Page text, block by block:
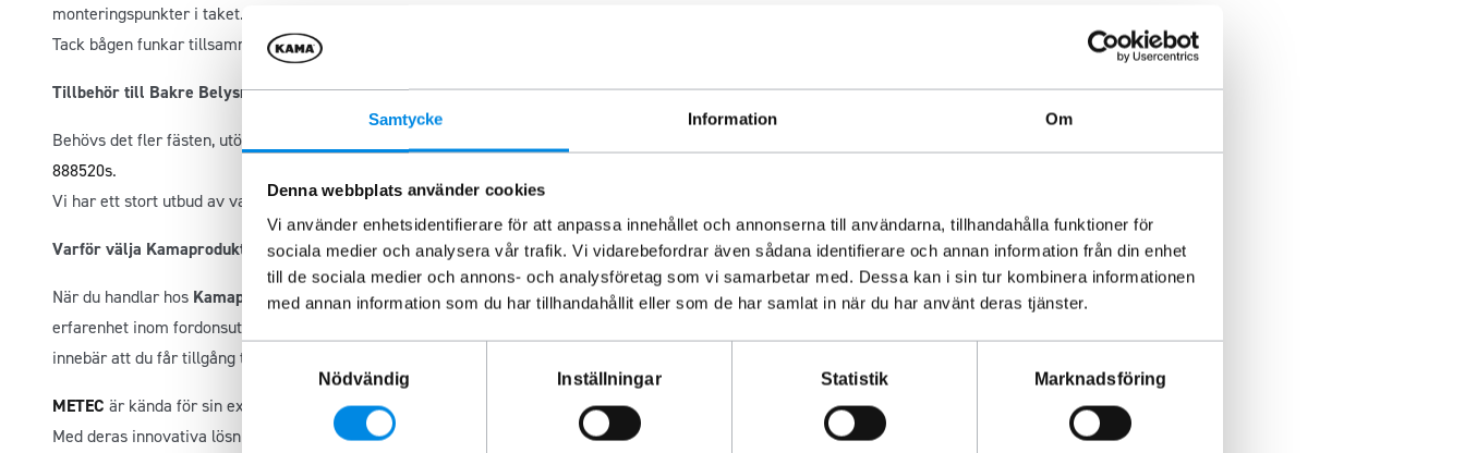
Samtycke Information Om
Denna webbplats använder cookies
Vi använder enhetsidentifierare för att anpassa innehållet och annonserna till användarna, tillhandahålla funktioner för
sociala medier och analysera vår trafik. Vi vidarebefordrar även sådana identifierare och annan information från din enhet
till de sociala medier och annons- och analysföretag som vi samarbetar med. Dessa kan i sin tur kombinera informationen
med annan information som du har tillhandahållit eller som de har samlat in när du har använt deras tjänster.
Samtyckesval
Nödvändig
Inställningar Statistik Marknadsföring
monteringspunkter i taket.
Tack bågen funkar tillsammans med backkamera.
Tillbehör till Bakre Belysningsbåge
Behövs det fler fästen, utöver de 2 som medföljer vid leverans, så komplettera med fler klammor,
888520s.
Vi har ett stort utbud av varningsljus och arbetsljus,klicka härför att se arbetsljus och
Varför välja Kamaprodukter?
När du handlar hos Kamaprodukterkan du vara säker på att du får produkter av högsta kvalitet. Vi har över 20 års
erfarenhet inom fordonsutrustning och är stolta över att vara auktoriserade återförsäljare av
innebär att du får tillgång till produkter från en av Europas mest respekterade tillverkare av fordonsutrustning.
METEC är kända för sin expertis inom design och tillverkning av högkvalitativa rostfria ståldelar för bilar och lastbilar.
Med deras innovativa lösningar kan du lita på att deras produkter inte bara är hållbara utan även förbättrar fordonets